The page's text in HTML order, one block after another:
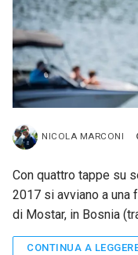
NICOLA MARCONI
Con quattro tappe su
2017 si avviano a una
di Mostar, in Bosnia
CONTINUA A